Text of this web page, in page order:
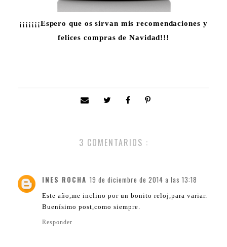
¡¡¡¡¡¡¡Espero que os sirvan mis recomendaciones y
felices compras de Navidad!!!
3 COMENTARIOS :
INES ROCHA 19 de diciembre de 2014 a las 13:18
Este año,me inclino por un bonito reloj,para variar.
Buenísimo post,como siempre.
Responder